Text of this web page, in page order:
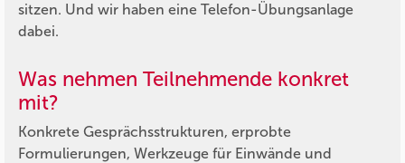
sitzen. Und wir haben eine Telefon-Übungsanlage
dabei.
Was nehmen Teilnehmende konkret
mit?
Konkrete Gesprächsstrukturen, erprobte
Formulierungen, Werkzeuge für Einwände und